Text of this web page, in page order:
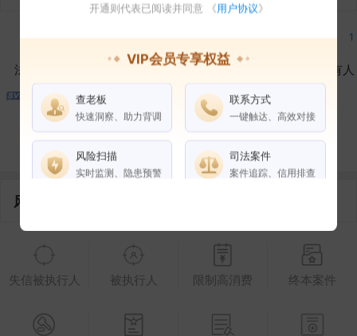
1
法定代表人
1
对外投资
1
在外任职
1
作为受益所有人
1
控制企业
1
风险信息
失信被执行人 被执行人 限制高消费 终本案件
开通则代表已阅读并同意 《用户协议》
VIP会员专享权益
查老板
快速洞察、助力背调
联系方式
一键触达、高效对接
风险扫描
实时监测、隐患预警
司法案件
案件追踪、信用排查
权益说明 VIP会员 SVIP会员
企业全部电话